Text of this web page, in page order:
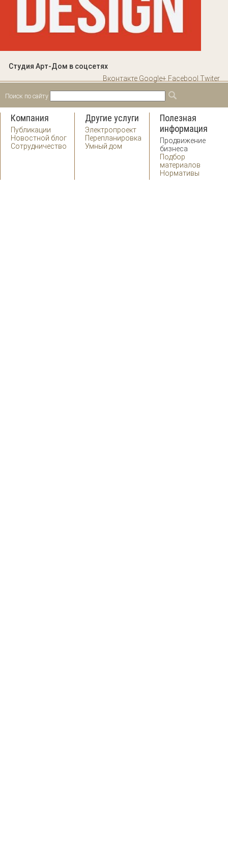
Студия Арт-Дом в соцсетях
Вконтакте Google+ Facebool Twiter
Форма поиска
Поиск по сайту
Компания
Публикации
Новостной блог
Сотрудничество
Другие услуги
Электропроект
Перепланировка
Умный дом
Полезная
информация
Продвижение
бизнеса
Подбор
материалов
Нормативы